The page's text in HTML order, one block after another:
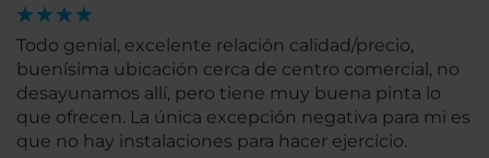
Todo genial, excelente relación calidad/precio,
buenísima ubicación cerca de centro comercial, no
desayunamos allí, pero tiene muy buena pinta lo
que ofrecen. La única excepción negativa para mi es
que no hay instalaciones para hacer ejercicio.